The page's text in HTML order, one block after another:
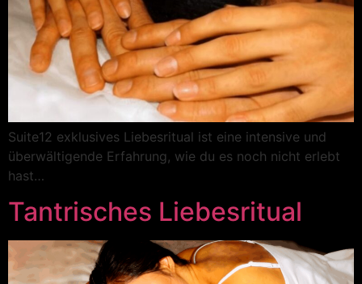
Suite12 exklusives Liebesritual ist eine intensive und
überwältigende Erfahrung, wie du es noch nicht erlebt
hast…
Tantrisches Liebesritual